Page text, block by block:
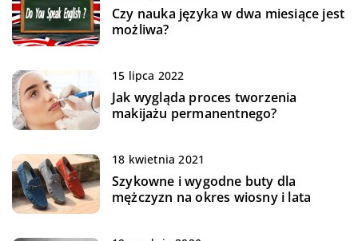
Czy nauka języka w dwa miesiące jest
możliwa?
15 lipca 2022
Jak wygląda proces tworzenia
makijażu permanentnego?
18 kwietnia 2021
Szykowne i wygodne buty dla
mężczyzn na okres wiosny i lata